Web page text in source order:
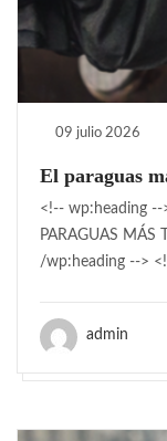
09 julio 2026
El paraguas
<!-- wp:heading --
PARAGUAS
/wp:heading --> <!
admin